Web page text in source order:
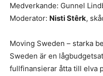
Medverkande: Gunnel
Moderator: Nisti Stêrk,
Moving Sweden – starka
Sweden är en
fullfinansierar åtta till elva